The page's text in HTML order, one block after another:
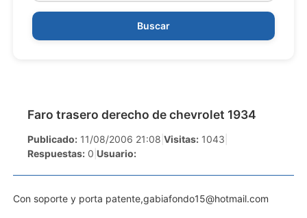
Faro trasero derecho de chevrolet 1934
Publicado: 11/08/2006 21:08 Visitas: 1043
Respuestas: 0 Usuario:
Con soporte y porta patente,gabiafondo15@hotmail.com
Buscar